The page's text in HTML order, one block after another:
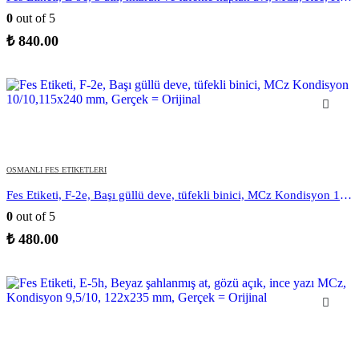
0 out of 5
₺840.00
OSMANLI FES ETIKETLERI
Fes Etiketi, F-2e, Başı güllü deve, tüfekli binici, MCz Kondisyon 10/10,115×240 mm, Gerçek = Orijinal
0 out of 5
₺480.00